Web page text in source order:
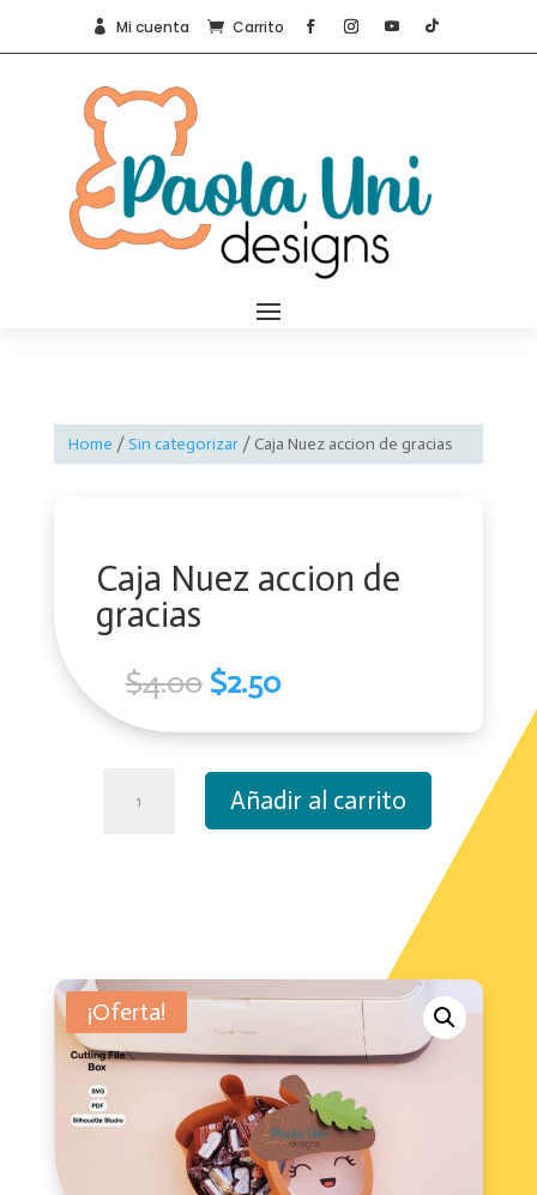
 Mi cuenta  Carrito
Home /Sin categorizar/ Caja Nuez accion de gracias
Caja Nuez accion de
gracias
$4.00 El
precio
original
era:
$4.00.
$2.50El
actual
es:
$2.50.
Añadir al carrito
¡Oferta!